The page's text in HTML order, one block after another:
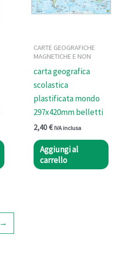
CARTE GEOGRAFICHE
MAGNETICHE E NON
carta geografica
scolastica
plastificata mondo
297x420mm belletti
2,40€ IVA inclusa
Aggiungi al
carrello
→